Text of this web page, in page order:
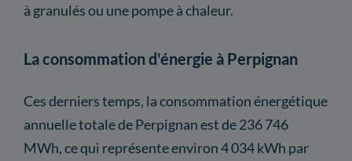
à granulés ou une pompe à chaleur.
La consommation d'énergie à Perpignan
Ces derniers temps, la consommation énergétique
annuelle totale de Perpignan est de 236 746
MWh, ce qui représente environ 4 034 kWh par